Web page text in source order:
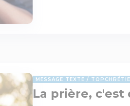
MESSAGE TEXTE
La prière, c'est